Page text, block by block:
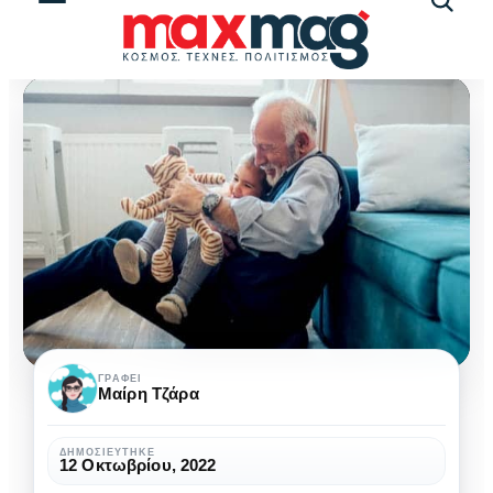
Τρίτη
ηλικία:
Γράμμα
στον
ΓΡΆΦΕΙ
Μαίρη Τζάρα
ΔΗΜΟΣΙΕΎΤΗΚΕ
12 Οκτωβρίου, 2022